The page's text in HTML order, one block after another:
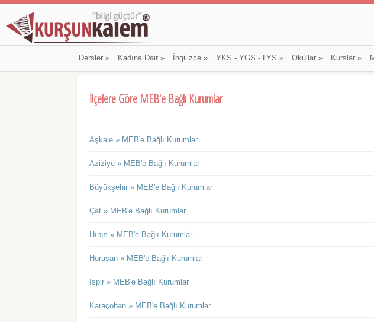
Dersler» Kadına Dair» İngilizce» YKS - YGS - LYS » Okullar» Kurslar»
İlçelere Göre MEB'e Bağlı Kurumlar
Aşkale » MEB'e Bağlı Kurumlar
Aziziye » MEB'e Bağlı Kurumlar
Büyükşehir » MEB'e Bağlı Kurumlar
Çat » MEB'e Bağlı Kurumlar
Hınıs » MEB'e Bağlı Kurumlar
Horasan » MEB'e Bağlı Kurumlar
İspir » MEB'e Bağlı Kurumlar
Karaçoban » MEB'e Bağlı Kurumlar